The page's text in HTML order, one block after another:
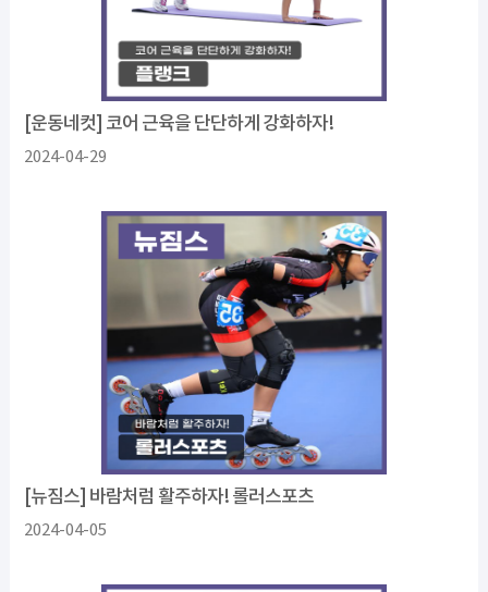
[운동네컷] 코어 근육을 단단하게 강화하자!
2024-04-29
[뉴짐스] 바람처럼 활주하자! 롤러스포츠
2024-04-05